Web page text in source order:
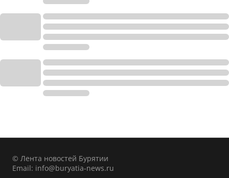
© Лента новостей Бурятии
Email: info@buryatia-news.ru